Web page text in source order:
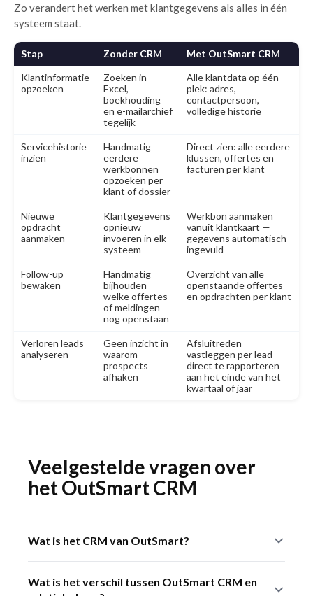
Zo verandert het werken met klantgegevens als alles in één
systeem staat.
Stap Zonder CRM
Met OutSmart CRM
Klantinformatie
opzoeken
Zoeken in
Excel,
boekhouding
en e-mailarchief
tegelijk
Alle klantdata op één
plek: adres,
contactpersoon,
volledige historie
Servicehistorie
inzien
Handmatig
eerdere
werkbonnen
opzoeken per
klant of dossier
Direct zien: alle eerdere
klussen, offertes en
facturen per klant
Nieuwe
opdracht
aanmaken
Klantgegevens
opnieuw
invoeren in elk
systeem
Werkbon aanmaken
vanuit klantkaart —
gegevens automatisch
ingevuld
Follow-up
bewaken
Handmatig
bijhouden
welke offertes
of meldingen
nog openstaan
Overzicht van alle
openstaande offertes
en opdrachten per klant
Verloren leads
analyseren
Geen inzicht in
waarom
prospects
afhaken
Afsluitreden
vastleggen per lead —
direct te rapporteren
aan het einde van het
kwartaal of jaar
Veelgestelde vragen over
het OutSmart CRM
Wat is het CRM van OutSmart?
klantbeheersysteem waarmee buitendienstbedrijven
Wat is het verschil tussen OutSmart CRM en